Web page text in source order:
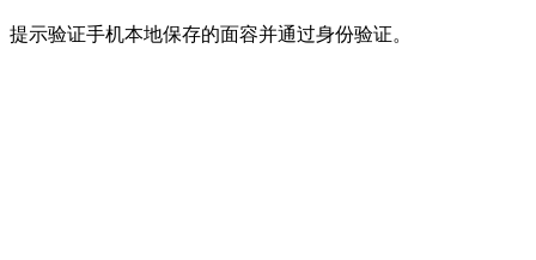
提示验证手机本地保存的面容并通过身份验证。